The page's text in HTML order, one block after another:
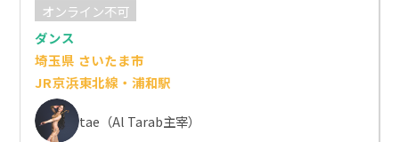
オンライン不可
ダンス
埼玉県 さいたま市
JR京浜東北線・浦和駅
tae（Al Tarab主宰）